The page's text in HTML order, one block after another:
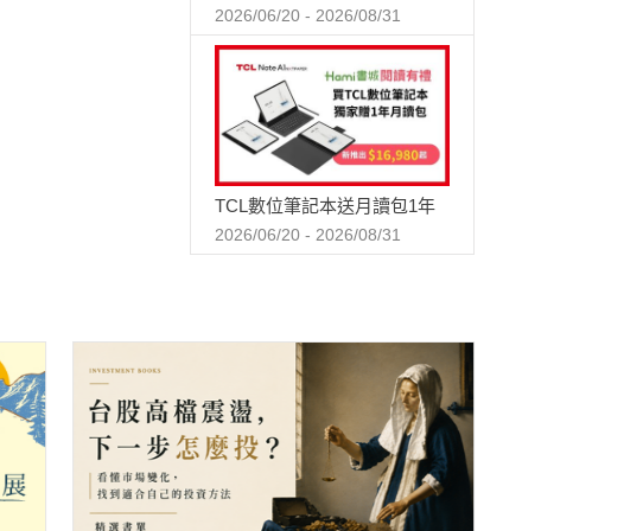
2026/06/20 - 2026/08/31
TCL數位筆記本送月讀包1年
2026/06/20 - 2026/08/31